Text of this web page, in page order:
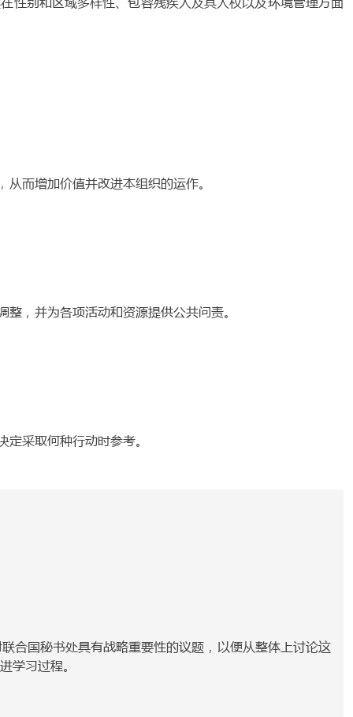
而增加价值并改进本组织的运作。
，并为各项活动和资源提供公共问责。
采取何种行动时参考。
合国秘书处具有战略重要性的议题，以便从整体上讨论这
学习过程。